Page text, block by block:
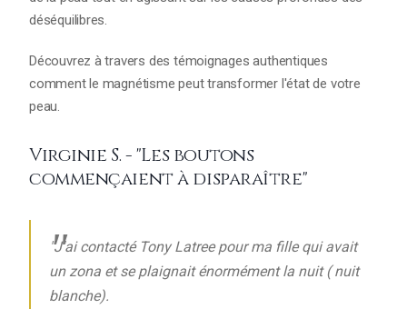
déséquilibres.
Découvrez à travers des témoignages authentiques
comment le magnétisme peut transformer l'état de votre
peau.
Virginie S. - "Les boutons
commençaient à disparaître"
"J'ai contacté Tony Latree pour ma fille qui avait
un zona et se plaignait énormément la nuit ( nuit
blanche).